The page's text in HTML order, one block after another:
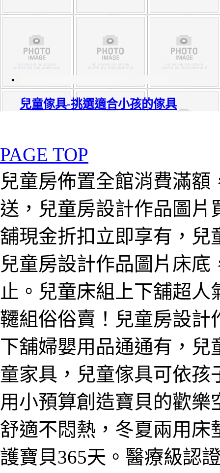
兒童傢具-挑選適合小孩的傢具
PAGE TOP
兒童房佈置全館消費滿
送，兒童房設計作品圖片
舖現金折扣立即享有，兒
兒童房設計作品圖片床
止。兒童床組上下舖超
韆組俗俗賣！兒童房設計
下舖婦嬰用品通通有，
童家具，兒童傢具可依
用小預算創造寶貝的歡
舒適不悶熱，冬夏兩用床
護寶貝365天。醫療級認